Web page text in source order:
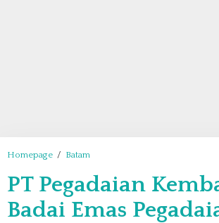
Homepage / Batam
P
g
PT Pegadaian
Badai Emas